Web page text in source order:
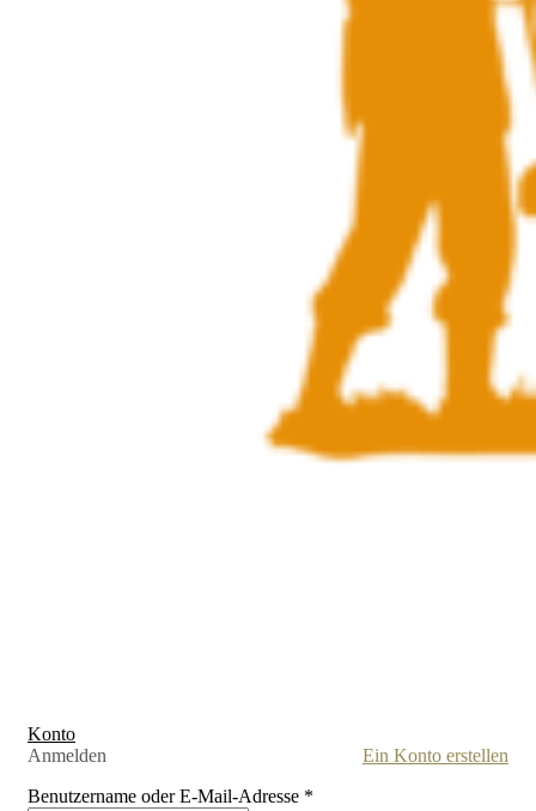
Konto
Anmelden
Ein Konto erstellen
Benutzername oder E-Mail-Adresse *